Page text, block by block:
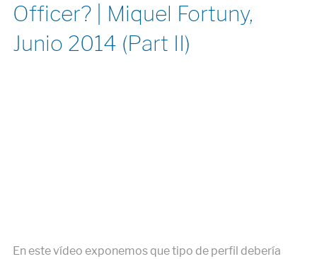
Officer? | Miquel Fortuny,
Junio 2014 (Part II)
En este vídeo exponemos que tipo de perfil debería